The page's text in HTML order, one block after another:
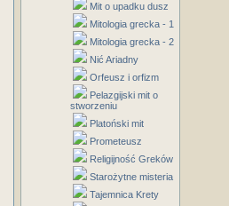
Mit o upadku dusz
Mitologia grecka - 1
Mitologia grecka - 2
Nić Ariadny
Orfeusz i orfizm
Pelazgijski mit o
stworzeniu
Platoński mit
Prometeusz
Religijność Greków
Starożytne misteria
Tajemnica Krety